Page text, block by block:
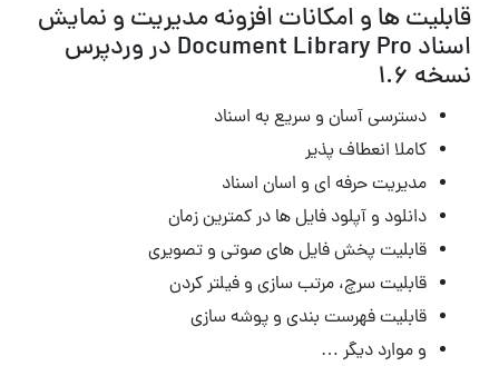
قابلیت ها و امکانات افزونه مدیریت و نمایش
اسناد Document Library Pro در وردپرس
نسخه 1.6
دسترسی آسان و سریع به اسناد
کاملا انعطاف پذیر
مدیریت حرفه ای و اسان اسناد
دانلود و آپلود فایل ها در کمترین زمان
قابلیت پخش فایل های صوتی و تصویری
قابلیت سرچ، مرتب سازی و فیلتر کردن
قابلیت فهرست بندی و پوشه سازی
و موارد دیگر …